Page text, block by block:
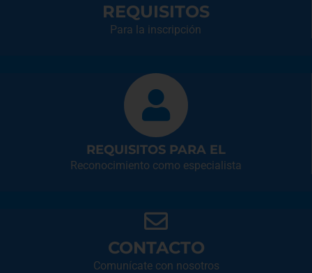
REQUISITOS
Para la inscripción
REQUISITOS PARA EL
Reconocimiento como especialista
CONTACTO
Comunícate con nosotros